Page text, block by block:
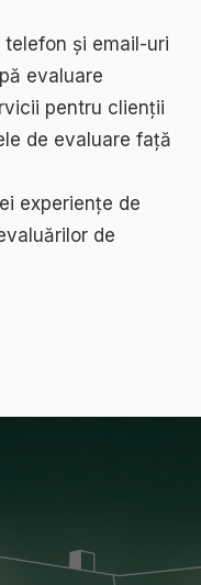
telefon și email-uri
evaluare
pentru clienții
de evaluare față
experiențe de
de